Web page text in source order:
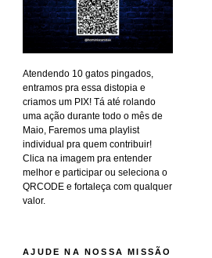
Atendendo 10 gatos pingados,
entramos pra essa distopia e
criamos um PIX! Tá até rolando
uma ação durante todo o mês de
Maio, Faremos uma playlist
individual pra quem contribuir!
Clica na imagem pra entender
melhor e participar ou seleciona o
QRCODE e fortaleça com qualquer
valor.
AJUDE NA NOSSA MISSÃO